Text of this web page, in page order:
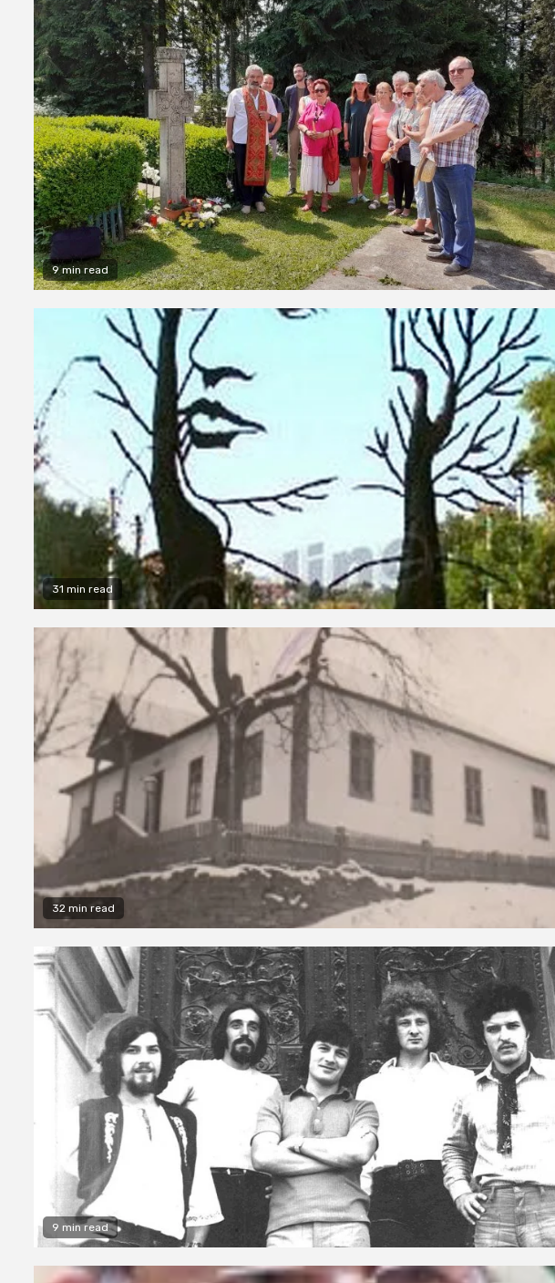
9 min read
31 min read
32 min read
9 min read